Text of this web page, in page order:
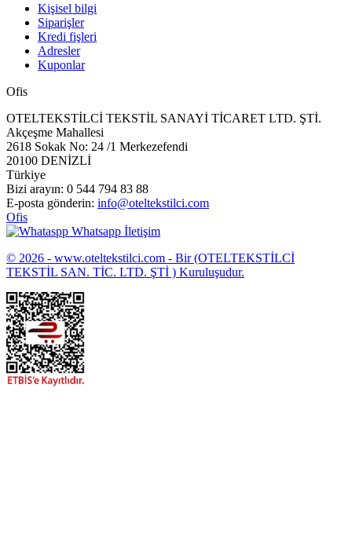
Kişisel bilgi
Siparişler
Kredi fişleri
Adresler
Kuponlar
Ofis
OTELTEKSTİLCİ TEKSTİL SANAYİ TİCARET LTD. ŞTİ.
Akçeşme Mahallesi
2618 Sokak No: 24 /1 Merkezefendi
20100 DENİZLİ
Türkiye
Bizi arayın: 0 544 794 83 88
E-posta gönderin: info@oteltekstilci.com
Ofis
Whatsapp İletişim
© 2026 - www.oteltekstilci.com - Bir (OTELTEKSTİLCİ
TEKSTİL SAN. TİC. LTD. ŞTİ ) Kuruluşudur.